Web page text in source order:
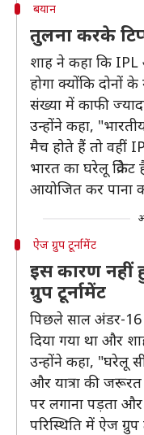
बयान
तुलना करके
शाह ने कहा कि
होगा क्योंकि दोनों
संख्या में काफी
उन्होंने कहा,
मैच होते हैं तो वहीं
भारत का घरेलू
आयोजित कर पाना
ऐज ग्रुप टूर्नामेंट
इस कारण
ग्रुप टूर्नामेंट
पिछले साल अंडर-16
दिया गया था और
उन्होंने कहा, "घरेलू
और यात्रा की जरूरत
पर लगाना पड़ता और
परिस्थिति में ऐज